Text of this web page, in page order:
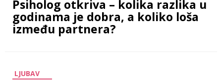
Psiholog otkriva – kolika razlika u
godinama je dobra, a koliko loša
između partnera?
LJUBAV